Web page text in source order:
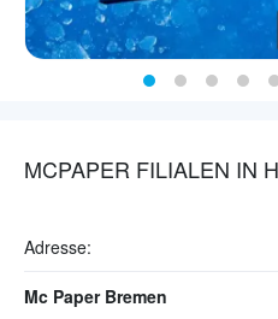
MCPAPER FILIALEN IN
Adresse:
Mc Paper Bremen